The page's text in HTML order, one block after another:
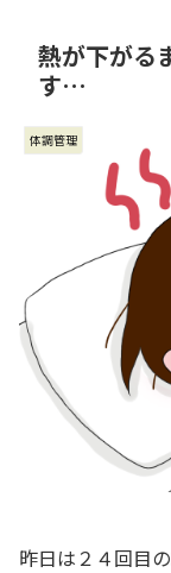
熱が下がる
す…
体調管理
昨日は２４回目